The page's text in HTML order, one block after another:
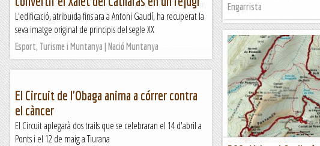
Lo gall
de sortida: les Masies de Nargó.Durada total: 6 h. Continuem
amb els suggeriments per al...
Passamuntanyes
Engarrista
L'edificació, atribuïda fins ara a Antoni Gaudí, ha recuperat la
seva imatge original de principis del segle XX
Esport, Turisme i Muntanya | Nació Muntanya
El Circuit de l'Obaga anima a córrer contra
el càncer
El Circuit aplegarà dos trails que se celebraran el 14 d'abril a
Ponts i el 12 de maig a Tiurana